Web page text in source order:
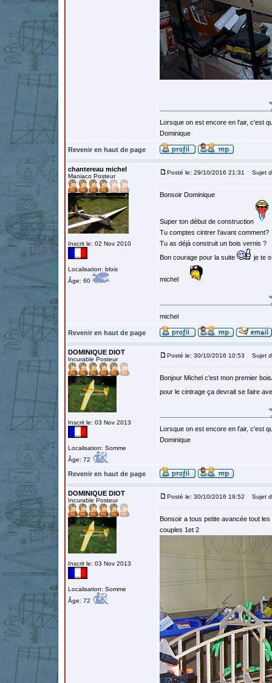
Lorsque on est encore en l'air, c'est
Dominique
Revenir en haut de page
chantereau michel
Maniaco Posteur
Inscrit le: 02 Nov 2010
Localisation: blois
Âge: 60
Posté le: 29/10/2016 21:31 Sujet
Bonsoir Dominique
Super ton début de construction
Tu comptes cintrer l'avant comment?
Tu as déjà construit un bois vernis ?
Bon courage pour la suite
je te
michel
michel
Revenir en haut de page
DOMINIQUE DIOT
Incurable Posteur
Inscrit le: 03 Nov 2013
Localisation: Somme
Âge: 72
Posté le: 30/10/2016 10:53 Sujet
Bonjour Michel c'est mon premier
pour le cintrage ça devrait se faire
Lorsque on est encore en l'air, c'est
Dominique
Revenir en haut de page
DOMINIQUE DIOT
Incurable Posteur
Inscrit le: 03 Nov 2013
Localisation: Somme
Âge: 72
Posté le: 30/10/2016 19:52 Sujet
Bonsoir a tous petite avancée tout
couples 1et 2